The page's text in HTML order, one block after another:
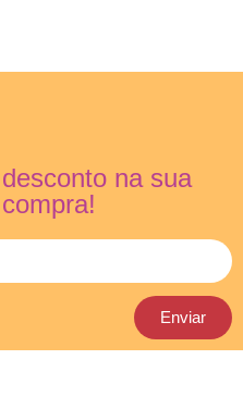
na sua
Enviar